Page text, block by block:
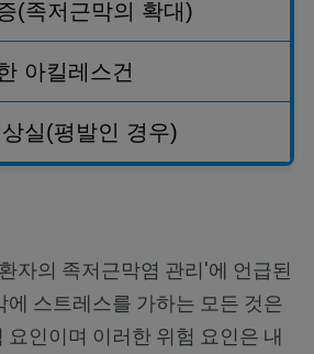
(족저근막의 확대)
아킬레스건
실(평발인 경우)
자의 족저근막염 관리'에 언급된
에 스트레스를 가하는 모든 것은
요인이며 이러한 위험 요인은 내